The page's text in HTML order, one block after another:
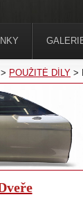
> POUŽITÉ DÍLY >